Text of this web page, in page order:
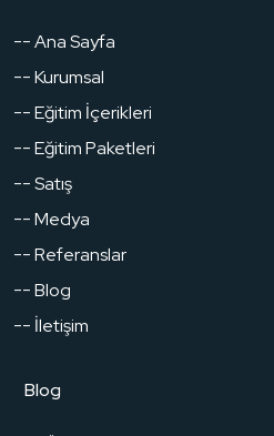
-- Ana Sayfa
-- Kurumsal
-- Eğitim İçerikleri
-- Eğitim Paketleri
-- Satış
-- Medya
-- Referanslar
-- Blog
-- İletişim
Blog